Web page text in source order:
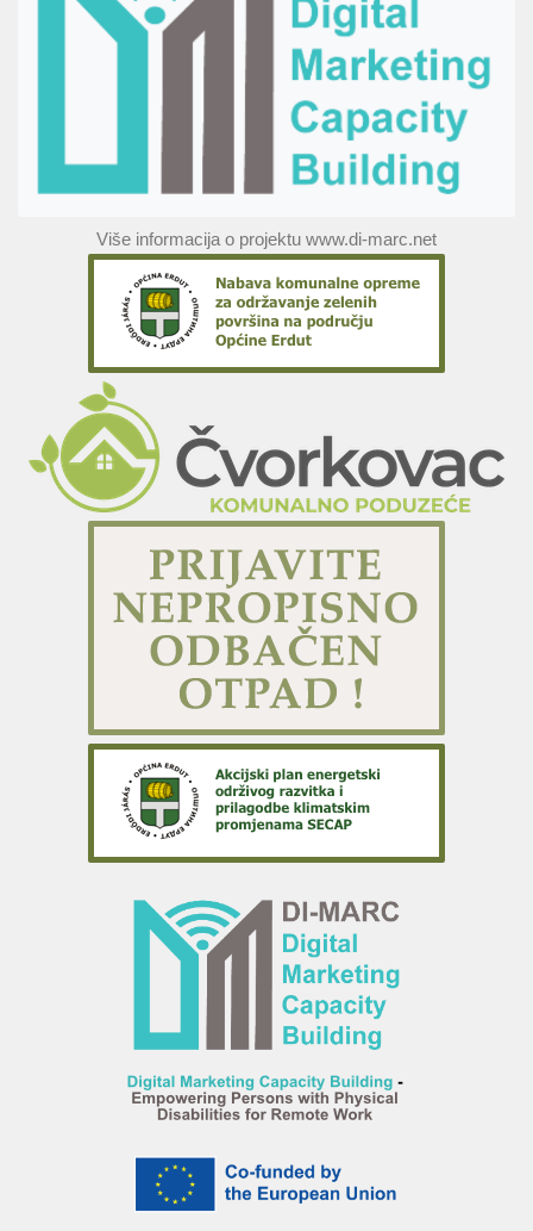
Više informacija o projektu www.di-marc.net